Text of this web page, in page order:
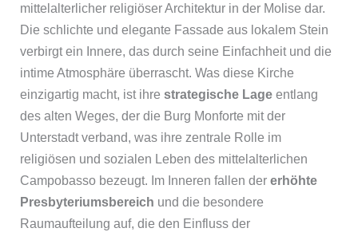
mittelalterlicher religiöser Architektur in der Molise dar.
Die schlichte und elegante Fassade aus lokalem Stein
verbirgt ein Innere, das durch seine Einfachheit und die
intime Atmosphäre überrascht. Was diese Kirche
einzigartig macht, ist ihre strategische Lageentlang
des alten Weges, der die Burg Monforte mit der
Unterstadt verband, was ihre zentrale Rolle im
religiösen und sozialen Leben des mittelalterlichen
Campobasso bezeugt. Im Inneren fallen der erhöhte
Presbyteriumsbereich und die besondere
Raumaufteilung auf, die den Einfluss der